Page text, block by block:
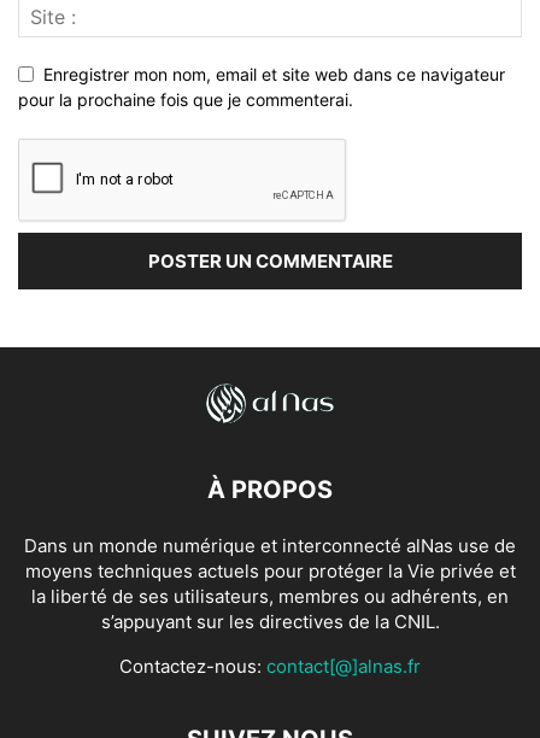
Enregistrer mon nom, email et site web dans ce navigateur
pour la prochaine fois que je commenterai.
À PROPOS
Dans un monde numérique et interconnecté alNas use de
moyens techniques actuels pour protéger la Vie privée et
la liberté de ses utilisateurs, membres ou adhérents, en
s’appuyant sur les directives de la CNIL.
Contactez-nous: contact[@]alnas.fr